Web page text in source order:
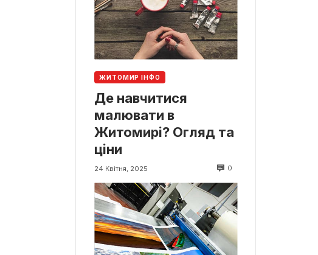
ЖИТОМИР ІНФО
Де навчитися
малювати в
Житомирі? Огляд та
ціни
24 Квітня, 2025 0